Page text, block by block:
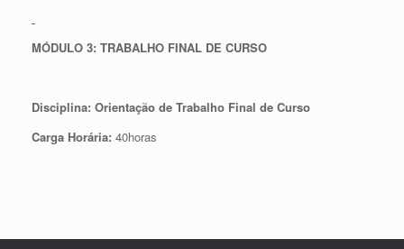
MÓDULO 3: TRABALHO FINAL DE CURSO
Disciplina: Orientação de Trabalho Final de Curso
Carga Horária: 40horas